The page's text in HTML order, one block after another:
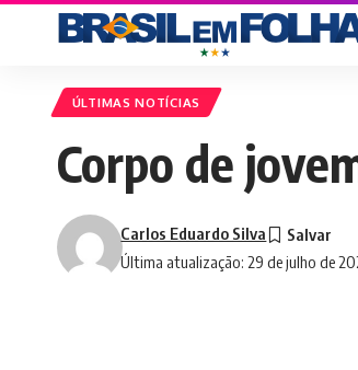
ÚLTIMAS NOTÍCIAS
Corpo de
Última atualização: 29 de julho de
Carlos Eduardo Silva